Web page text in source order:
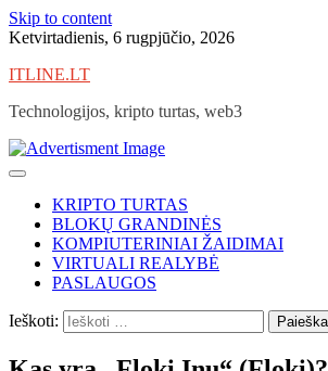
Skip to content
Ketvirtadienis, 6 rugpjūčio, 2026
ITLINE.LT
Technologijos, kripto turtas, web3
KRIPTO TURTAS
BLOKŲ GRANDINĖS
KOMPIUTERINIAI ŽAIDIMAI
VIRTUALI REALYBĖ
PASLAUGOS
Ieškoti: